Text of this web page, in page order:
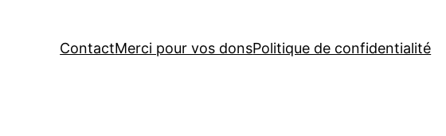
ContactMerci pour vos donsPolitique de confidentialité